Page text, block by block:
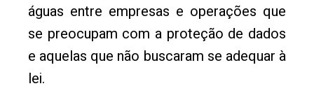
águas entre empresas e operações que
se preocupam com a proteção de dados
e aquelas que não buscaram se adequar à
lei.